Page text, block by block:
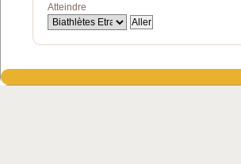
Atteindre